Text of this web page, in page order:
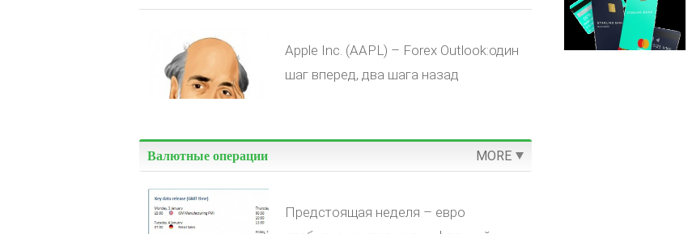
Apple Inc. (AAPL) – Forex Outlook:один
шаг вперед, два шага назад
Валютные операции MORE
Предстоящая неделя – евро